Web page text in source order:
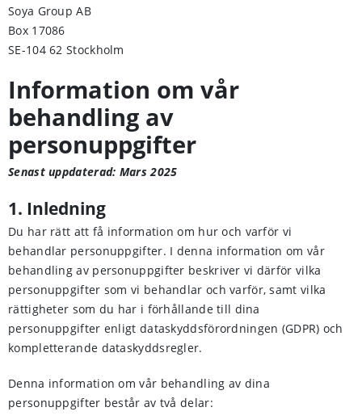
Soya Group AB
Box 17086
SE-104 62 Stockholm
Information om vår
behandling av
personuppgifter
Senast uppdaterad: Mars 2025
1. Inledning
Du har rätt att få information om hur och varför vi
behandlar personuppgifter. I denna information om vår
behandling av personuppgifter beskriver vi därför vilka
personuppgifter som vi behandlar och varför, samt vilka
rättigheter som du har i förhållande till dina
personuppgifter enligt dataskyddsförordningen (GDPR) och
kompletterande dataskyddsregler.
Denna information om vår behandling av dina
personuppgifter består av två delar: